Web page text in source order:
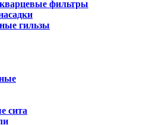
фильтры
гильзы
сита